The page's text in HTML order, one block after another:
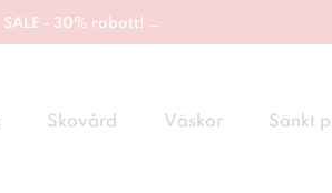
SALE - 30% rabatt! →
Skovård Väskor Sänkt